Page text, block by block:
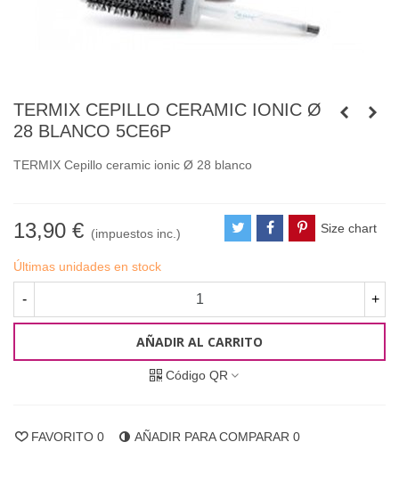
TERMIX CEPILLO CERAMIC IONIC Ø
28 BLANCO 5CE6P
TERMIX Cepillo ceramic ionic Ø 28 blanco
13,90 € (impuestos inc.) Size chart
Últimas unidades en stock
- +
AÑADIR AL CARRITO
Código QR
FAVORITO 0 AÑADIR PARA COMPARAR 0